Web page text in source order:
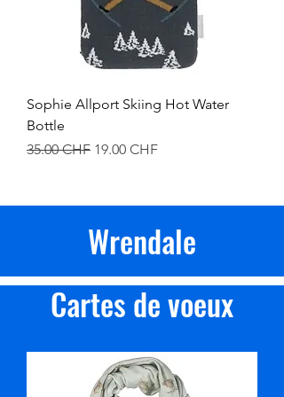
Sophie Allport Skiing Hot Water
Bottle
Prix original
35.00 CHF Prix promotionnel
19.00 CHF
Wrendale
Cartes de voeux